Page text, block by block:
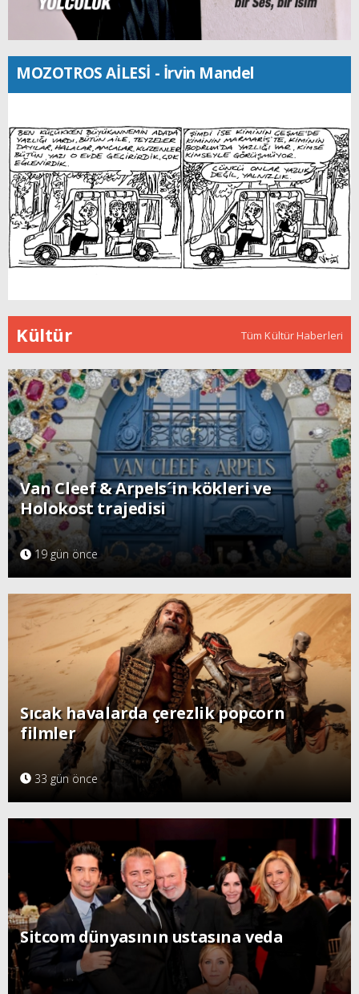
MOZOTROS AİLESİ - İrvin Mandel
Kültür Tüm Kültür Haberleri
Van Cleef & Arpels´in kökleri ve
Holokost trajedisi
19 gün önce
Sıcak havalarda çerezlik popcorn
filmler
33 gün önce
Sitcom dünyasının ustasına veda